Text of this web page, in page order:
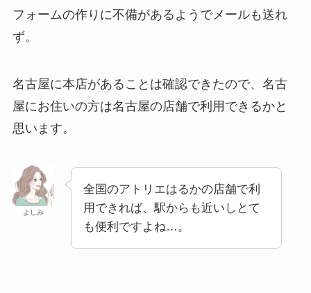
フォームの作りに不備があるようでメールも送れ
ず。
名古屋に本店があることは確認できたので、名古
屋にお住いの方は名古屋の店舗で利用できるかと
思います。
よしみ
全国のアトリエはるかの店舗で利
用できれば、駅からも近いしとて
も便利ですよね…。